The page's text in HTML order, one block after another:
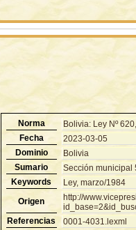
Norma
Bolivia: Ley Nº
Fecha
2023-03-05
Dominio
Bolivia
Sumario
Sección municipal
Keywords
Ley, marzo/1984
Origen
http://
Referencias
0001-4031.lexml